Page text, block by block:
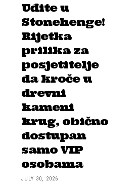
Uđite u
Stonehenge!
Rijetka
prilika za
posjetitelje
da kroče u
drevni
kameni
krug, obično
dostupan
samo VIP
osobama
JULY 30, 2026